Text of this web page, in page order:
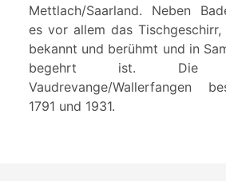
Mettlach/Saarland. Neben
es vor allem das
bekannt und berühmt und in
begehrt ist. Die
Vaudrevange/Wallerfangen
1791 und 1931.